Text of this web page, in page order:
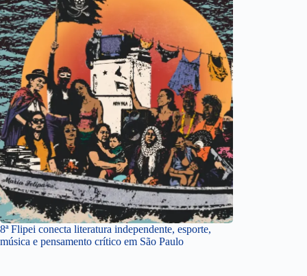
8ª Flipei conecta literatura independente, esporte,
música e pensamento crítico em São Paulo